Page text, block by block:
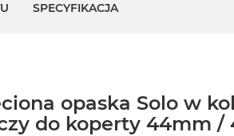
SPECYFIKACJA
opaska Solo w
do koperty 44mm